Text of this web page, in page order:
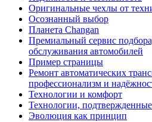
Оригинальные чехлы от
Осознанный выбор
Планета Changan
Премиальный сервис
обслуживания автомобилей
Пример страницы
Ремонт автоматических
профессионализм и
Технологии и комфорт
Технологии,
Эволюция как принцип